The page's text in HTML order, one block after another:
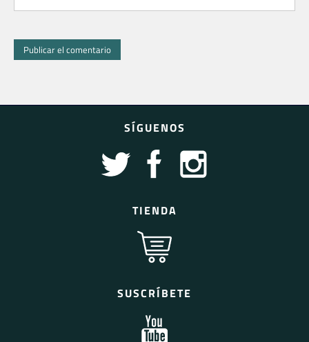
SÍGUENOS
TIENDA
SUSCRÍBETE